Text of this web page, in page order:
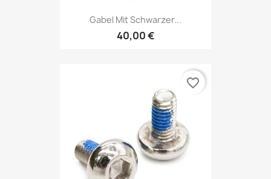
Gabel Mit Schwarzer...
40,00 €
favorite_border